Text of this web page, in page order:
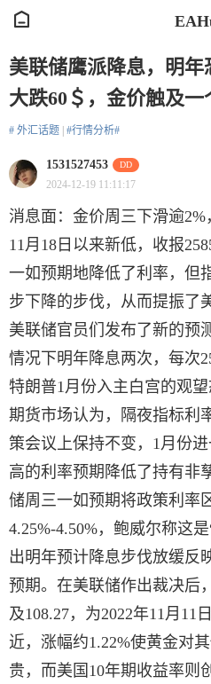
美联储鹰派降息，明
大跌60＄，金价触及一
# 外汇话题 #行情分析#
1531527453 DD
2024-12-19 11:11:17
消息面：金价周三下滑逾2%
11月18日以来新低，收报
一如预期地降低了利率，但
步下降的步伐，从而提振了
美联储官员们发布了新的预
情况下明年降息两次，每次
特朗普1月份入主白宫的观
期货市场认为，隔夜指标利
策会议上保持不变，1月份
高的利率预期降低了持有非
储周三一如预期将政策利率
4.25%-4.50%，鲍威尔称这
出明年预计降息步伐放缓反
预期。在美联储作出裁决后
及108.27，为2022年11月11
近，涨幅约1.22%使黄金对
贵，而美国10年期收益率则